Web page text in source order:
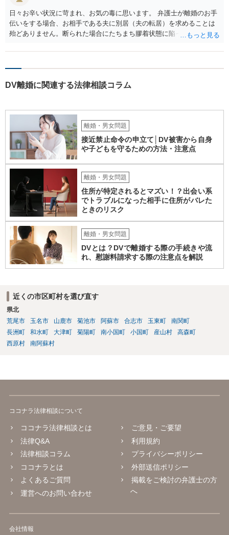
日々お辛い状況に苛まれ、お気の毒に思います。 弁護士が離婚のお手
伝いをする場合、お相手である夫に別居（夫の転居）を求めることは
殆どありません。断られた場合にたちまち膠着状態に陥ってしまうの
高いためです。 実務的には、ご相談者さまが転居する形で離婚協議等
DV離婚に関連する法律相談コラム
離婚・男女問題
接近禁止命令の申立て│DV被害から自身
や子どもを守るための方法・注意点
離婚・男女問題
住所が特定されるとマズい！？出会い系
でトラブルになった相手に住所がバレた
ときのリスク
離婚・男女問題
DVとは？DVで離婚する際の手続きや流
れ、慰謝料請求する際の注意点を解説
近くの市区町村を選び直す
県北
荒尾市
玉名市 山鹿市 菊池市 阿蘇市 合志市 玉東町
南関町
長洲町
和水町 大津町 菊陽町 南小国町 小国町 産山村
高森町
西原村
南阿蘇村
ココナラ法律相談について
ココナラ法律相談とは
法律Q&A
法律相談コラム
ココナラとは
よくあるご質問
運営へのお問い合わせ
ご意見・ご要望
利用規約
プライバシーポリシー
外部送信ポリシー
掲載をご検討の弁護士の方
へ
会社情報